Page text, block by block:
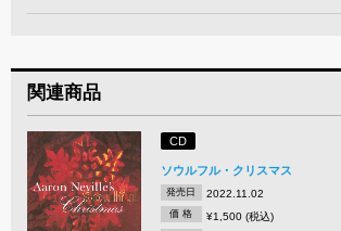
関連商品
CD
ソウルフル・クリスマス
発売日 2022.11.02
価 格 ¥1,500 (税込)